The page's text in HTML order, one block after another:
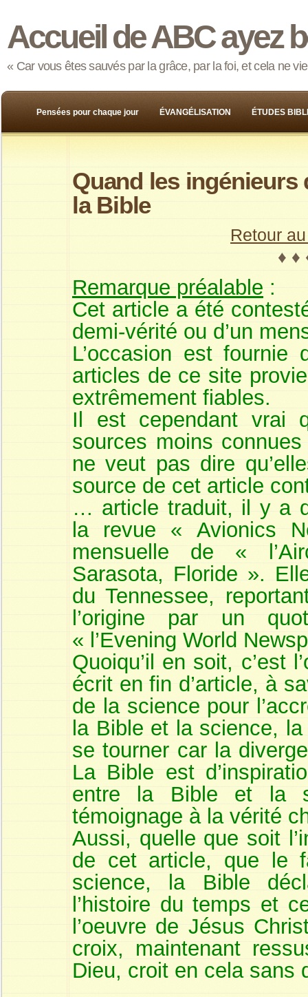
Accueil de ABC ayez
« Car vous êtes sauvés par la grâce, par la foi, et cela ne
Pensées pour chaque jour ÉVANGÉLISATION ÉTUDES
Quand les ingénieurs
la Bible
Retour
♦ ♦
Remarque préalable :
Cet article a été
demi-vérité ou d’un
L’occasion est fournie
articles de ce site
extrêmement fiables.
Il est cependant vrai
sources moins
ne veut pas dire
source de cet article
… article traduit, il y a
la revue « Avionics
mensuelle de «
Sarasota, Floride ».
du Tennessee,
l’origine par un
« l’Evening World
Quoiqu’il en soit, c’est
écrit en fin d’article, à
de la science pour
la Bible et la science,
se tourner car la
La Bible est
entre la Bible et la
témoignage à la vérité
Aussi, quelle que soit
de cet article, que le
science, la Bible
l’histoire du temps et
l’oeuvre de Jésus
croix, maintenant
Dieu, croit en cela sans